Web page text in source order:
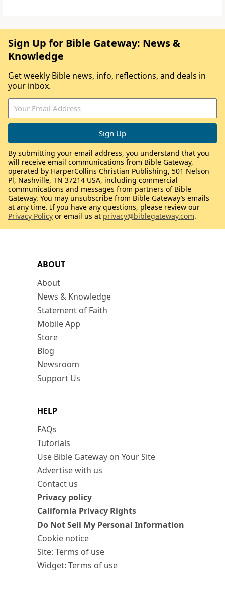
ABOUT
About
News & Knowledge
Statement of Faith
Mobile App
Store
Blog
Newsroom
Support Us
HELP
FAQs
Tutorials
Use Bible Gateway on Your Site
Advertise with us
Contact us
Privacy policy
California Privacy Rights
Do Not Sell My Personal Information
Cookie notice
Site: Terms of use
Widget: Terms of use
Sign Up for Bible Gateway: News &
Knowledge
Get weekly Bible news, info, reflections, and deals in
your inbox.
By submitting your email address, you understand that you
will receive email communications from Bible Gateway,
operated by HarperCollins Christian Publishing, 501 Nelson
Pl, Nashville, TN 37214 USA, including commercial
communications and messages from partners of Bible
Gateway. You may unsubscribe from Bible Gateway’s emails
at any time. If you have any questions, please review our
Privacy Policy or email us at privacy@biblegateway.com.